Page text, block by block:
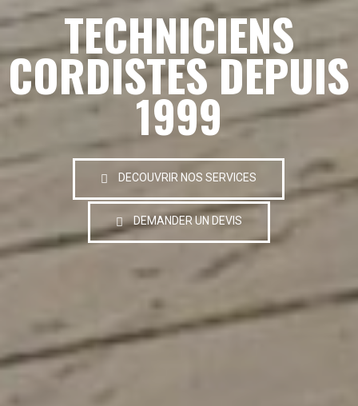
TECHNICIENS
CORDISTES DEPUIS
1999
DECOUVRIR NOS SERVICES
DEMANDER UN DEVIS